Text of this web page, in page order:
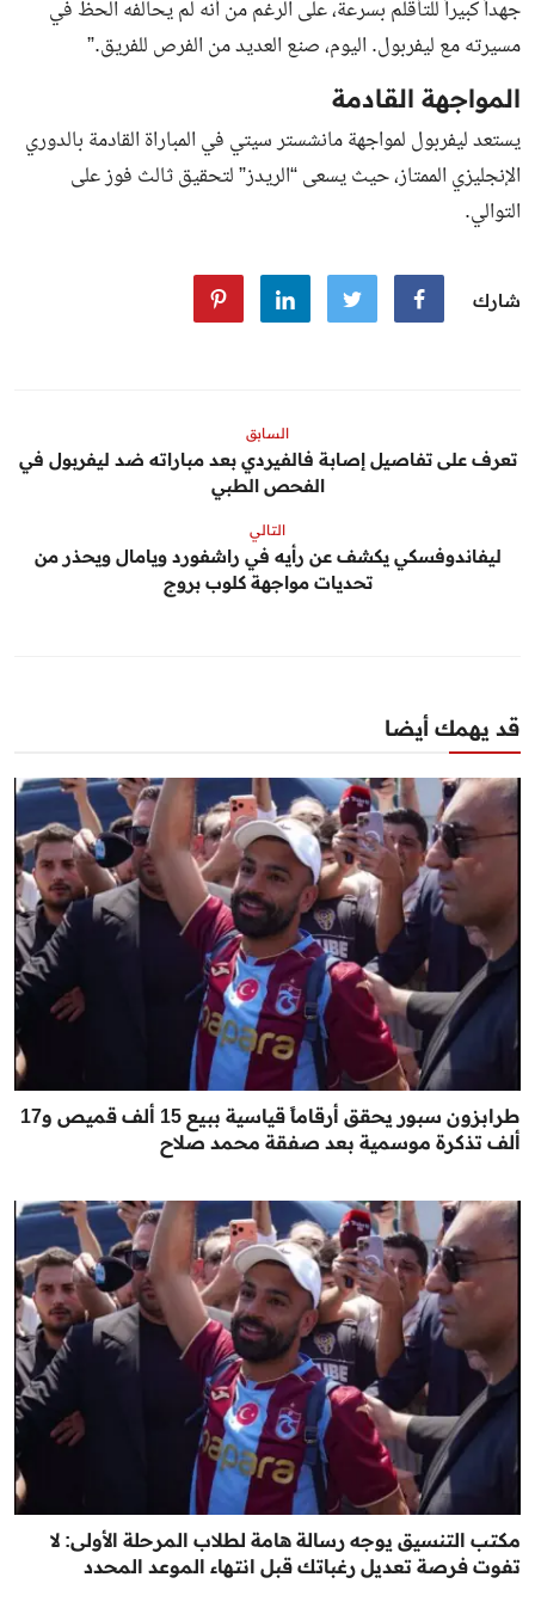
جهداً كبيراً للتأقلم بسرعة، على الرغم من أنه لم يحالفه الحظ في
مسيرته مع ليفربول. اليوم، صنع العديد من الفرص للفريق.”
المواجهة القادمة
يستعد ليفربول لمواجهة مانشستر سيتي في المباراة القادمة بالدوري
الإنجليزي الممتاز، حيث يسعى “الريدز” لتحقيق ثالث فوز على
التوالي.
شارك
السابق
تعرف على تفاصيل إصابة فالفيردي بعد مباراته ضد ليفربول في
الفحص الطبي
التالي
ليفاندوفسكي يكشف عن رأيه في راشفورد ويامال ويحذر من
تحديات مواجهة كلوب بروج
قد يهمك أيضا
طرابزون سبور يحقق أرقاماً قياسية ببيع 15 ألف قميص و17
ألف تذكرة موسمية بعد صفقة محمد صلاح
مكتب التنسيق يوجه رسالة هامة لطلاب المرحلة الأولى: لا
تفوت فرصة تعديل رغباتك قبل انتهاء الموعد المحدد